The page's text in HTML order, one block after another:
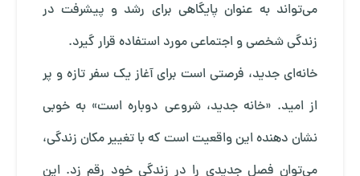
می‌تواند به عنوان پایگاهی برای رشد و پیشرفت در
زندگی شخصی و اجتماعی مورد استفاده قرار گیرد.
خانه‌ای جدید، فرصتی است برای آغاز یک سفر تازه و پر
از امید. «خانه جدید، شروعی دوباره است» به خوبی
نشان‌ دهنده این واقعیت است که با تغییر مکان زندگی،
می‌توان فصل جدیدی را در زندگی خود رقم زد. این